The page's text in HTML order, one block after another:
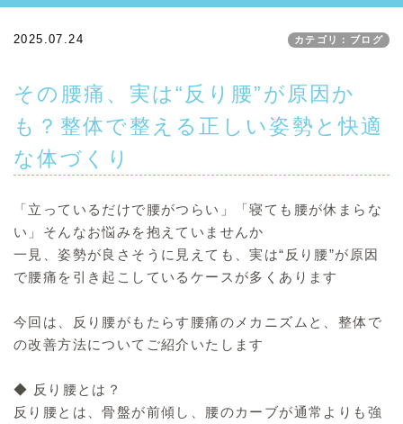
2025.07.24 カテゴリ：ブログ
その腰痛、実は“反り腰”が原因か
も？整体で整える正しい姿勢と快適
な体づくり
「立っているだけで腰がつらい」「寝ても腰が休まらな
い」そんなお悩みを抱えていませんか
一見、姿勢が良さそうに見えても、実は“反り腰”が原因
で腰痛を引き起こしているケースが多くあります
今回は、反り腰がもたらす腰痛のメカニズムと、整体で
の改善方法についてご紹介いたします
◆ 反り腰とは？
反り腰とは、骨盤が前傾し、腰のカーブが通常よりも強